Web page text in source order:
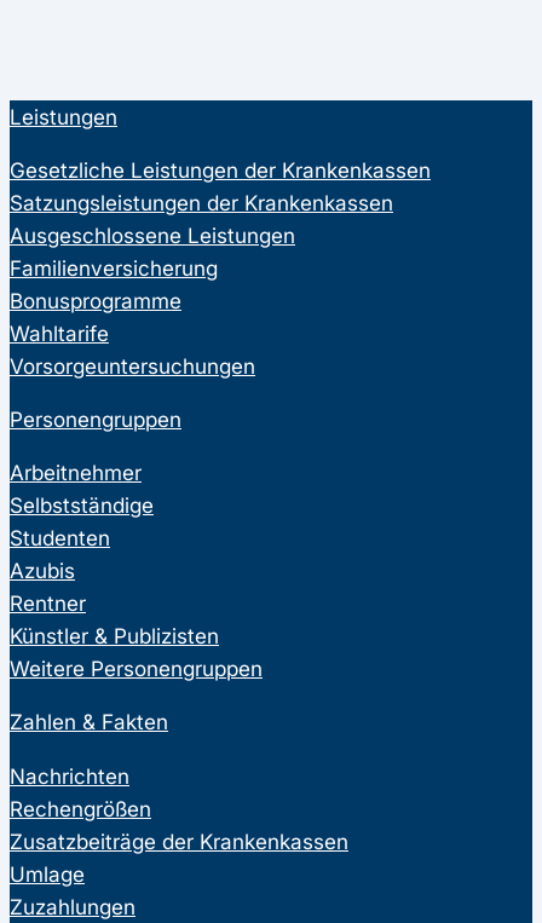
Leistungen
Gesetzliche Leistungen der Krankenkassen
Satzungsleistungen der Krankenkassen
Ausgeschlossene Leistungen
Familienversicherung
Bonusprogramme
Wahltarife
Vorsorgeuntersuchungen
Personengruppen
Arbeitnehmer
Selbstständige
Studenten
Azubis
Rentner
Künstler & Publizisten
Weitere Personengruppen
Zahlen & Fakten
Nachrichten
Rechengrößen
Zusatzbeiträge der Krankenkassen
Umlage
Zuzahlungen